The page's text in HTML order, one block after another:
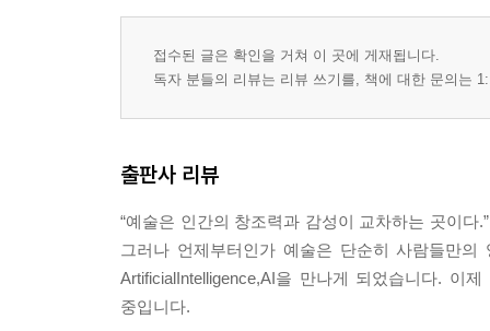
접수된 글은 확인을 거쳐 이 곳에 게재됩니다.
독자 분들의 리뷰는 리뷰 쓰기를, 책에 대한 문의는
출판사 리뷰
“예술은 인간의 창조력과 감성이 교차하는 곳이
그러나 언제부터인가 예술은 단순히 사람들만
ArtificialIntelligence,AI을 만나게 되었습니다. 이
중입니다.